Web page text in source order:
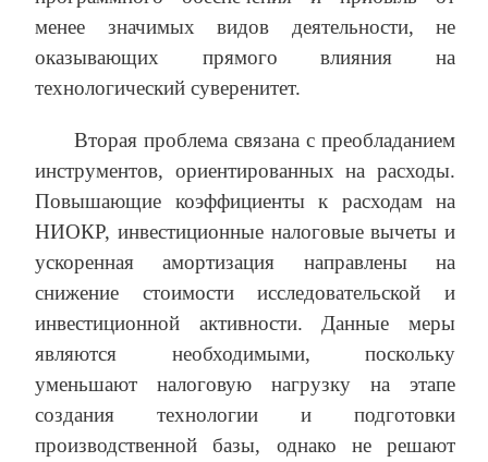
менее значимых видов деятельности, не
оказывающих прямого влияния на
технологический суверенитет.
Вторая проблема связана с преобладанием
инструментов, ориентированных на расходы.
Повышающие коэффициенты к расходам на
НИОКР, инвестиционные налоговые вычеты и
ускоренная амортизация направлены на
снижение стоимости исследовательской и
инвестиционной активности. Данные меры
являются необходимыми, поскольку
уменьшают налоговую нагрузку на этапе
создания технологии и подготовки
производственной базы, однако не решают